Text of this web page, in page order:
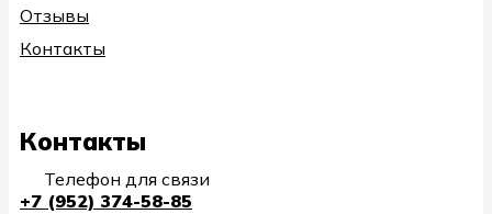
Отзывы
Контакты
Контакты
Телефон для связи
+7 (952) 374-58-85